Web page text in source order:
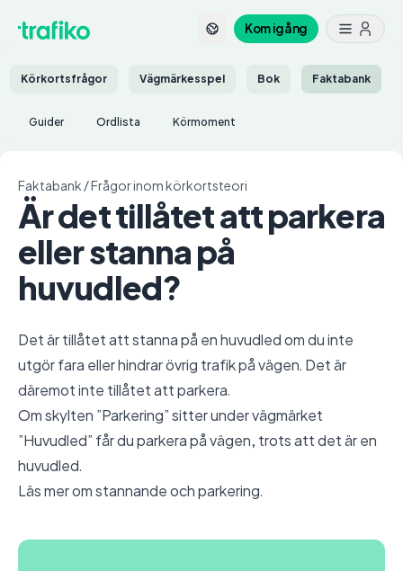
Kom igång
Körkortsfrågor Vägmärkesspel Bok Faktabank
Guider Ordlista Körmoment
Faktabank /Frågor inom körkortsteori
Är det tillåtet att parkera
eller stanna på
huvudled?
Det är tillåtet att stanna på en huvudled om du inte
utgör fara eller hindrar övrig trafik på vägen. Det är
däremot inte tillåtet att parkera.
Om skylten ”Parkering” sitter under vägmärket
”Huvudled” får du parkera på vägen, trots att det är en
huvudled.
Läs mer omstannande och parkering.